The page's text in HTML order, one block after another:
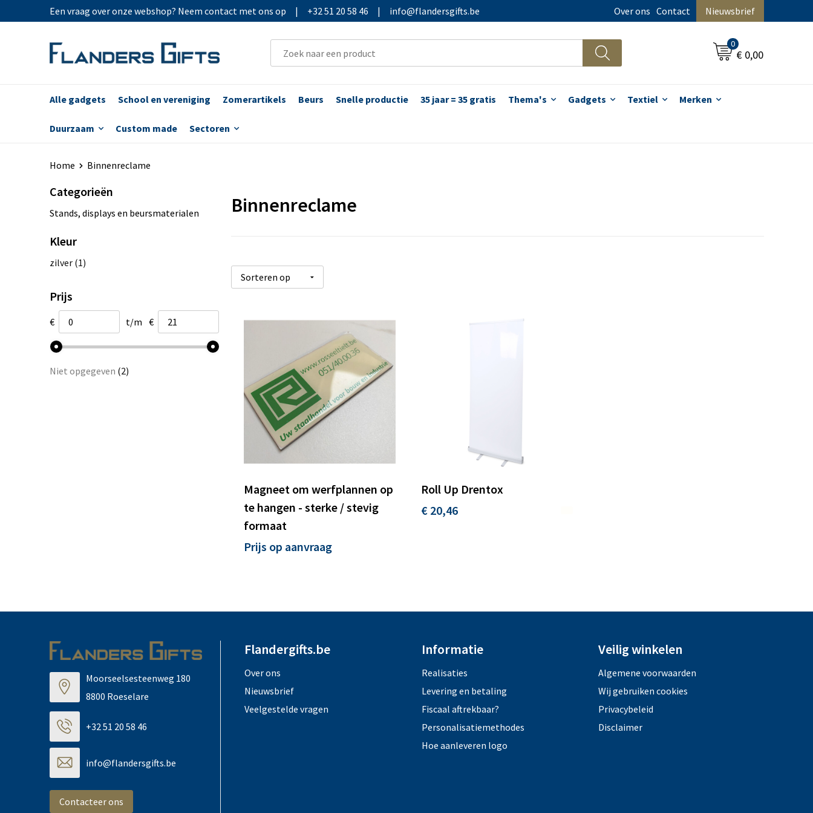
Een vraag over onze webshop? Neem contact met ons op | +32 51 20 58 46 | info@flandersgifts.be Over ons Contact Nieuwsbrief
0
€ 0,00
Alle gadgets School en vereniging Zomerartikels Beurs Snelle productie 35 jaar = 35 gratis Thema's Gadgets Textiel Merken
Duurzaam Custom made Sectoren
Home Binnenreclame
Categorieën
Stands, displays en beursmaterialen
Kleur
zilver (1)
Prijs
€ t/m €
Niet opgegeven (2)
Binnenreclame
Magneet om werfplannen op
te hangen - sterke / stevig
formaat
Prijs op aanvraag
Roll Up Drentox
€ 20,46
Moorseelsesteenweg 180
8800 Roeselare
+32 51 20 58 46
info@flandersgifts.be
Contacteer ons
Flandergifts.be
Over ons
Nieuwsbrief
Veelgestelde vragen
Informatie
Realisaties
Levering en betaling
Fiscaal aftrekbaar?
Personalisatiemethodes
Hoe aanleveren logo
Veilig winkelen
Algemene voorwaarden
Wij gebruiken cookies
Privacybeleid
Disclaimer